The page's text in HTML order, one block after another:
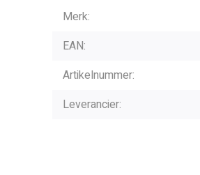
Merk:
EAN:
Artikelnummer:
Leverancier: